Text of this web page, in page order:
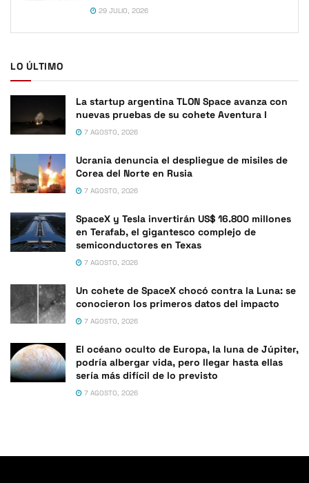
29 JULIO, 2026
LO ÚLTIMO
La startup argentina TLON Space avanza con
nuevas pruebas de su cohete Aventura I
7 AGOSTO, 2026
Ucrania denuncia el despliegue de misiles de
Corea del Norte en Rusia
7 AGOSTO, 2026
SpaceX y Tesla invertirán US$ 16.800 millones
en Terafab, el gigantesco complejo de
semiconductores en Texas
7 AGOSTO, 2026
Un cohete de SpaceX chocó contra la Luna: se
conocieron los primeros datos del impacto
7 AGOSTO, 2026
El océano oculto de Europa, la luna de Júpiter,
podría albergar vida, pero llegar hasta ellas
sería más difícil de lo previsto
7 AGOSTO, 2026